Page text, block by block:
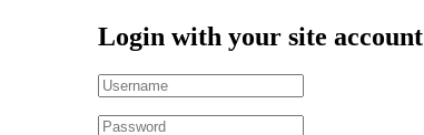
Login with your site account